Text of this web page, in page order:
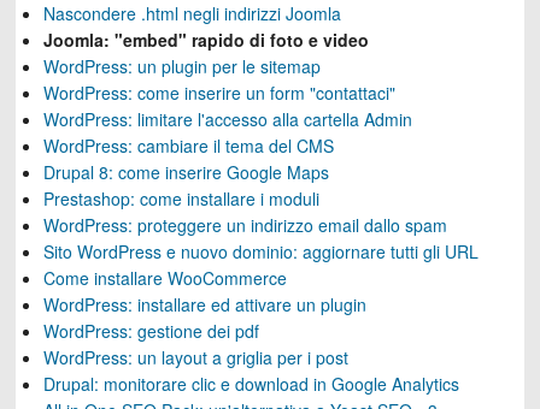
Nascondere .html negli indirizzi Joomla
Joomla: "embed" rapido di foto e video
WordPress: un plugin per le sitemap
WordPress: come inserire un form "contattaci"
WordPress: limitare l'accesso alla cartella Admin
WordPress: cambiare il tema del CMS
Drupal 8: come inserire Google Maps
Prestashop: come installare i moduli
WordPress: proteggere un indirizzo email dallo spam
Sito WordPress e nuovo dominio: aggiornare tutti gli URL
Come installare WooCommerce
WordPress: installare ed attivare un plugin
WordPress: gestione dei pdf
WordPress: un layout a griglia per i post
Drupal: monitorare clic e download in Google Analytics